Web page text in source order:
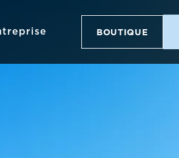
BOUTIQUE